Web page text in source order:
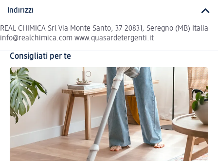
Indirizzi
REAL CHIMICA Srl Via Monte Santo, 37 20831, Seregno (MB) Italia
info@realchimica.com www.quasardetergenti.it
Consigliati per te